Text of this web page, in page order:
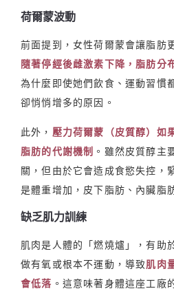
荷爾蒙波動
前面提到，女性荷爾蒙會讓脂肪
隨著停經後雌激素下降，脂肪分
為什麼即使她們飲食、運動習慣
卻悄悄增多的原因。
此外， 壓力荷爾蒙（皮質醇）如
脂肪的代謝機制 。雖然皮質醇主
關，但由於它會造成食慾失控，
是體重增加，皮下脂肪、內臟脂
缺乏肌力訓練
肌肉是人體的「燃燒爐」，有助
做有氧或根本不運動，導致肌肉
會低落 。這意味著身體這座工廠